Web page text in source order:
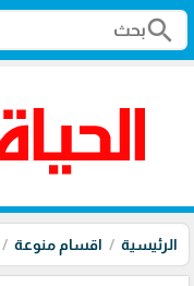
search
الرئيسية اقسام منوعة